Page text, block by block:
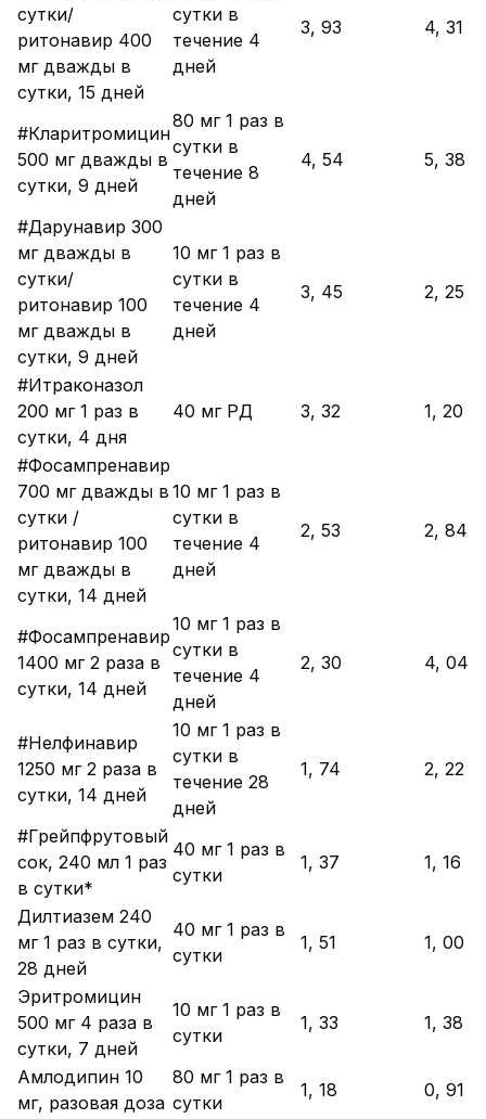
сутки/
ритонавир 400
мг дважды в
сутки, 15 дней
сутки в
течение 4
дней
3, 93 4, 31
#Кларитромицин
500 мг дважды в
сутки, 9 дней
80 мг 1 раз в
сутки в
течение 8
дней
4, 54 5, 38
#Дарунавир 300
мг дважды в
сутки/
ритонавир 100
мг дважды в
сутки, 9 дней
10 мг 1 раз в
сутки в
течение 4
дней
3, 45 2, 25
#Итраконазол
200 мг 1 раз в
сутки, 4 дня
40 мг РД 3, 32 1, 20
#Фосампренавир
700 мг дважды в
сутки /
ритонавир 100
мг дважды в
сутки, 14 дней
10 мг 1 раз в
сутки в
течение 4
дней
2, 53 2, 84
#Фосампренавир
1400 мг 2 раза в
сутки, 14 дней
10 мг 1 раз в
сутки в
течение 4
дней
2, 30 4, 04
#Нелфинавир
1250 мг 2 раза в
сутки, 14 дней
10 мг 1 раз в
сутки в
течение 28
дней
1, 74 2, 22
#Грейпфрутовый
сок, 240 мл 1 раз
в сутки*
40 мг 1 раз в
сутки
1, 37 1, 16
Дилтиазем 240
мг 1 раз в сутки,
28 дней
40 мг 1 раз в
сутки
1, 51 1, 00
Эритромицин
500 мг 4 раза в
сутки, 7 дней
10 мг 1 раз в
сутки
1, 33 1, 38
Амлодипин 10
мг, разовая доза
80 мг 1 раз в
сутки
1, 18 0, 91